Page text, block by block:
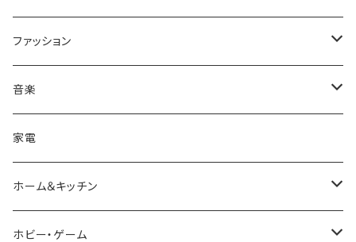
ファッション
帽子/トップス/ボトムス
キャップ
シャツ
アクセサリ
サングラス/メガネ
ファッション小物
エプソン
音楽
CD
家電
ホーム＆キッチン
調理器具
ホビー・ゲーム